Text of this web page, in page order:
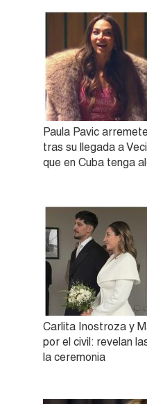
Paula Pavic
tras su llegada a
que en Cuba tenga
Carlita Inostroza y
por el civil: revelan
la ceremonia